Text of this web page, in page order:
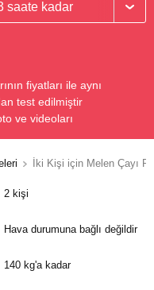
saate kadar
fiyatları ile aynı
test edilmiştir
ve videoları
İki Kişi için Melen Çayı
2 kişi
Hava durumuna bağlı değildir
140 kg'a kadar